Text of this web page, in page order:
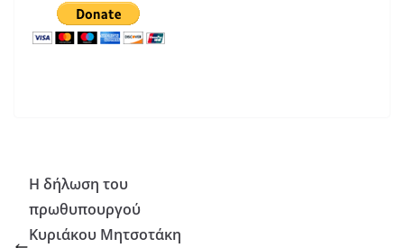
Η δήλωση του
πρωθυπουργού
Κυριάκου Μητσοτάκη